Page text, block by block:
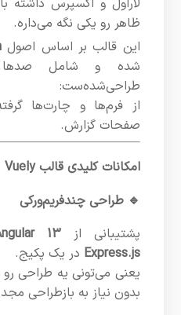
ظاهر رو یکی نگه می‌داره.
این قالب بر اساس اصول
شده و شامل صدها
طراحی‌شده‌ست:
از فرم‌ها و چارت‌ها
صفحات گزارش.
امکانات کلیدی قالب Vuely
🔹 طراحی چندفریم‌ورکی
پشتیبانی از13
Express.js در یک پکیج.
یعنی می‌تونی یه طراحی رو
بدون نیاز به بازطراحی